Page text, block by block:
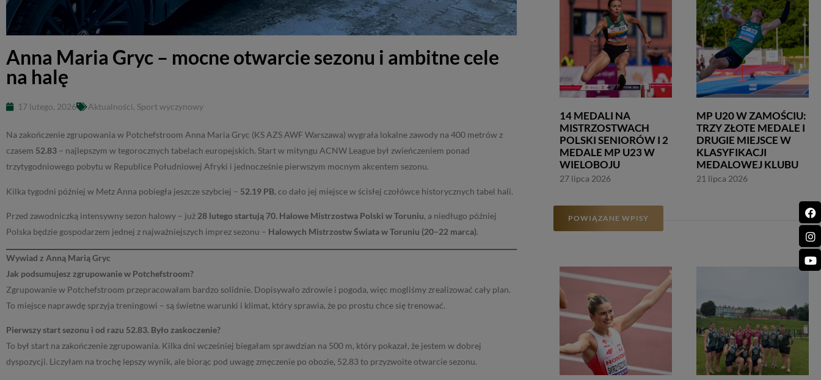
Anna Maria Gryc – mocne otwarcie sezonu i ambitne cele
na halę
17 lutego, 2026 Aktualności, Sport wyczynowy
Na zakończenie zgrupowania w Potchefstroom Anna Maria Gryc (KS AZS AWF Warszawa) wygrała lokalne zawody na 400 metrów z
czasem 52.83 – najlepszym w tegorocznych tabelach europejskich. Start w mityngu ACNW League był zwieńczeniem ponad
trzytygodniowego pobytu w Republice Południowej Afryki i jednocześnie pierwszym mocnym akcentem sezonu.
Kilka tygodni później w Metz Anna pobiegła jeszcze szybciej – 52.19 PB, co dało jej miejsce w ścisłej czołówce historycznych tabel hali.
Przed zawodniczką intensywny sezon halowy – już 28 lutego startują 70. Halowe Mistrzostwa Polski w Toruniu, a niedługo później
Polska będzie gospodarzem jednej z najważniejszych imprez sezonu – Halowych Mistrzostw Świata w Toruniu (20–22 marca).
Wywiad z Anną Marią Gryc
Jak podsumujesz zgrupowanie w Potchefstroom?
Zgrupowanie w Potchefstroom przepracowałam bardzo solidnie. Dopisywało zdrowie i pogoda, więc mogliśmy zrealizować cały plan.
To miejsce naprawdę sprzyja treningowi – są świetne warunki i klimat, który sprawia, że po prostu chce się trenować.
Pierwszy start sezonu i od razu 52.83. Było zaskoczenie?
To był start na zakończenie zgrupowania. Kilka dni wcześniej biegałam sprawdzian na 500 m, który pokazał, że jestem w dobrej
dyspozycji. Liczyłam na trochę lepszy wynik, ale biorąc pod uwagę zmęczenie po obozie, 52.83 to przyzwoite otwarcie sezonu.
14 MEDALI NA
MISTRZOSTWACH
POLSKI SENIORÓW I 2
MEDALE MP U23 W
WIELOBOJU
27 lipca 2026
MP U20 W ZAMOŚCIU:
TRZY ZŁOTE MEDALE I
DRUGIE MIEJSCE W
KLASYFIKACJI
MEDALOWEJ KLUBU
21 lipca 2026
POWIĄZANE WPISY